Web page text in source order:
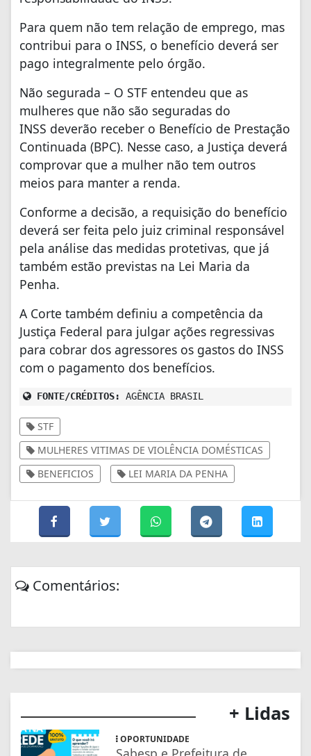
Para quem não tem relação de emprego, mas
contribui para o INSS, o benefício deverá ser
pago integralmente pelo órgão.
Não segurada – O STF entendeu que as
mulheres que não são seguradas do
INSS deverão receber o Benefício de Prestação
Continuada (BPC). Nesse caso, a Justiça deverá
comprovar que a mulher não tem outros
meios para manter a renda.
Conforme a decisão, a requisição do benefício
deverá ser feita pelo juiz criminal responsável
pela análise das medidas protetivas, que já
também estão previstas na Lei Maria da
Penha.
A Corte também definiu a competência da
Justiça Federal para julgar ações regressivas
para cobrar dos agressores os gastos do INSS
com o pagamento dos benefícios.
FONTE/CRÉDITOS: AGÊNCIA BRASIL
STF
MULHERES VITIMAS DE VIOLÊNCIA DOMÉSTICAS
BENEFICIOS
LEI MARIA DA PENHA
Comentários:
+ Lidas
OPORTUNIDADE